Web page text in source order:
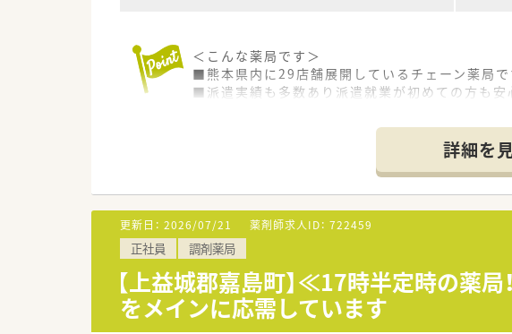
＜こんな薬局です＞
■熊本県内に29店舗展開しているチェーン薬局で
■派遣実績も多数あり派遣就業が初めての方も安
弊社の社員として期間を区切ってお仕事をして頂
長期でも短期でも、ご希望に合わせてお仕事をし
◆こんな方に人気・オススメ
・転職活動中にブランクを空けたくない方
・様々な薬局で経験を積みたい方
・将来的に独立を検討している方
・転居や留学の予定があり、期間を区切って働き
・旅行や趣味の時間等ライフスタイルに合わせて
・高時給で効率的に働きたい方
詳細を
更新日： 2026/07/21 薬剤師求人ID： 722459
正社員 調剤薬局
【上益城郡嘉島町】≪17時半定時の薬
をメインに応需しています